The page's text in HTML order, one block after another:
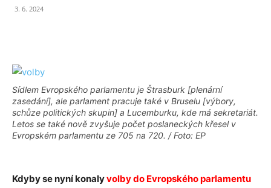
3. 6. 2024
Sídlem Evropského parlamentu je Štrasburk [plenární
zasedání], ale parlament pracuje také v Bruselu [výbory,
schůze politických skupin] a Lucemburku, kde má sekretariát.
Letos se také nově zvyšuje počet poslaneckých křesel v
Evropském parlamentu ze 705 na 720. / Foto: EP
Kdyby se nyní konalyvolby do Evropského parlamentu